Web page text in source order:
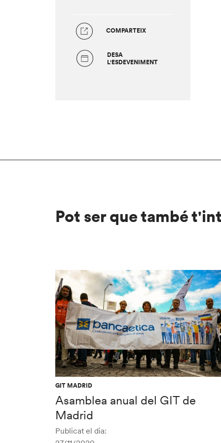
COMPARTEIX
DESA
L'ESDEVENIMENT
Pot ser que també
GIT MADRID
Asamblea anual del GIT de
Madrid
Publicat el dia: